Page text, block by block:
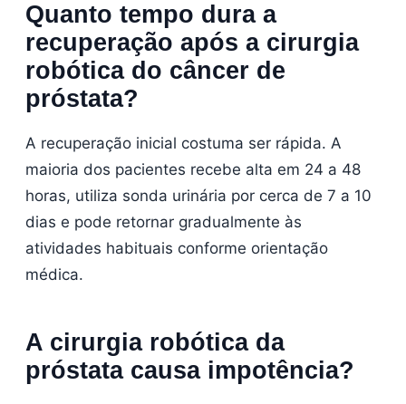
Quanto tempo dura a
recuperação após a cirurgia
robótica do câncer de
próstata?
A recuperação inicial costuma ser rápida. A
maioria dos pacientes recebe alta em 24 a 48
horas, utiliza sonda urinária por cerca de 7 a 10
dias e pode retornar gradualmente às
atividades habituais conforme orientação
médica.
A cirurgia robótica da
próstata causa impotência?